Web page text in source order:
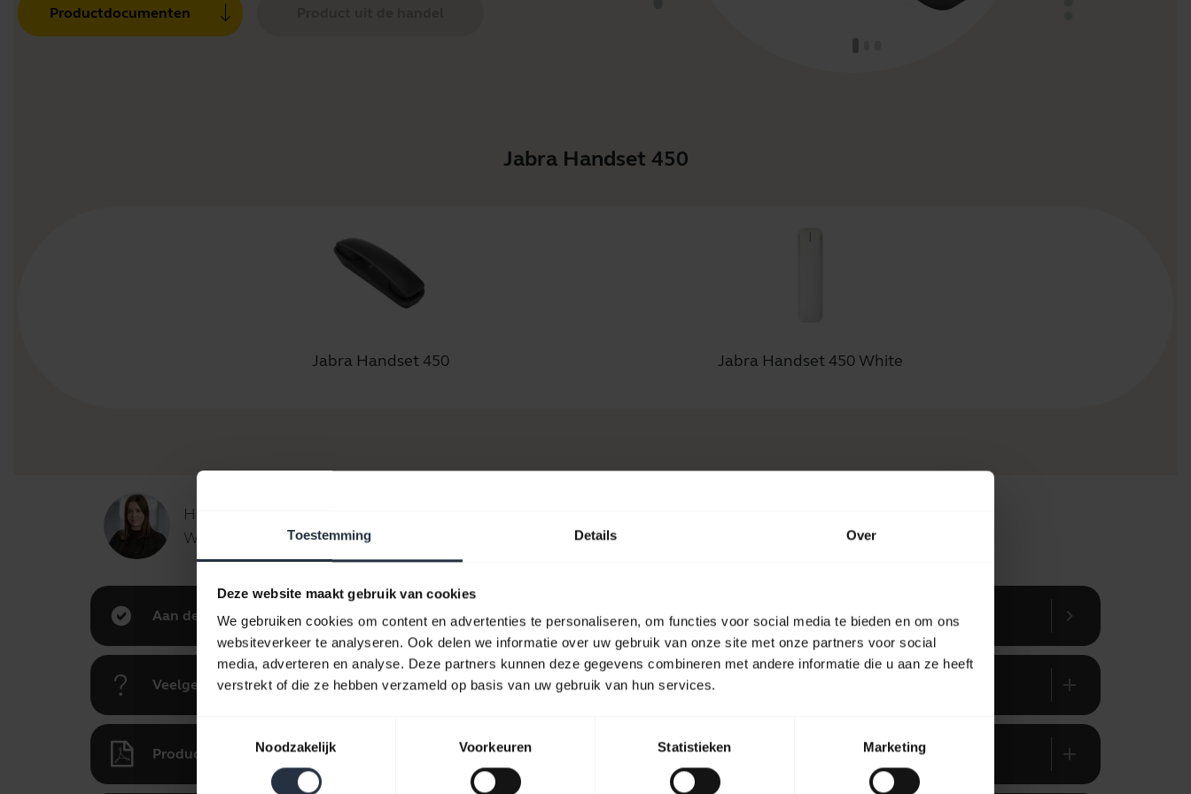
Toestemming Details Over
Deze website maakt gebruik van cookies
We gebruiken cookies om content en advertenties te personaliseren, om functies voor social media te bieden en om ons
websiteverkeer te analyseren. Ook delen we informatie over uw gebruik van onze site met onze partners voor social
media, adverteren en analyse. Deze partners kunnen deze gegevens combineren met andere informatie die u aan ze heeft
verstrekt of die ze hebben verzameld op basis van uw gebruik van hun services.
Toestemmingsselectie
Noodzakelijk
Voorkeuren Statistieken Marketing
Productdocumenten
Jabra Handset 450
Jabra Handset 450 Jabra Handset 450 White
Hallo,
Waarmee kan ik u vandaag van dienst zijn?
Aan de slag chevron_right
Veelgestelde vragen add
Productdocumenten add